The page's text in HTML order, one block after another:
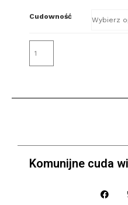
Cudowność
Komunijne cuda